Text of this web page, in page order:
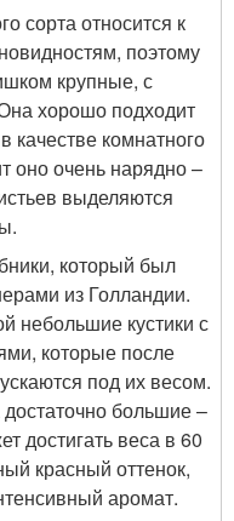
сорта относится к
поэтому
крупные, с
хорошо подходит
комнатного
оно очень нарядно –
выделяются
который был
из Голландии.
небольшие кустики с
которые после
под их весом.
большие –
достигать веса в 60
красный оттенок,
аромат.